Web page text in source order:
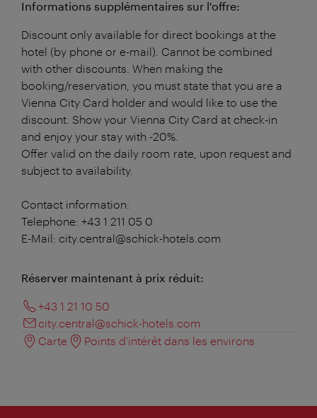
Informations supplémentaires sur l'offre:
Discount only available for direct bookings at the
hotel (by phone or e-mail). Cannot be combined
with other discounts. When making the
booking/reservation, you must state that you are a
Vienna City Card holder and would like to use the
discount. Show your Vienna City Card at check-in
and enjoy your stay with -20%.
Offer valid on the daily room rate, upon request and
subject to availability.
Contact information:
Telephone: +43 1 211 05 0
E-Mail: city.central@schick-hotels.com
Réserver maintenant à prix réduit:
+43 1 21 10 50
city.central@schick-hotels.com
Carte
Points d'intérêt dans les environs